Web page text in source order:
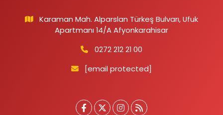
Karaman Mah. Alparslan Türkeş Bulvarı, Ufuk
Apartmanı 14/A Afyonkarahisar
0272 212 21 00
[email protected]